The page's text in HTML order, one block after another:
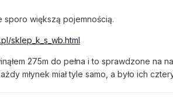
sporo większą pojemnością.
sklep_k_s_wb.html
275m do pełna i to sprawdzone na
młynek miał tyle samo, a było ich